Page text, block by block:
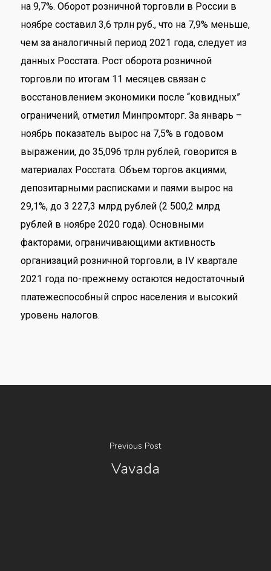
на 9,7%. Оборот розничной торговли в России в
ноябре составил 3,6 трлн руб., что на 7,9% меньше,
чем за аналогичный период 2021 года, следует из
данных Росстата. Рост оборота розничной
торговли по итогам 11 месяцев связан с
восстановлением экономики после “ковидных”
ограничений, отметил Минпромторг. За январь –
ноябрь показатель вырос на 7,5% в годовом
выражении, до 35,096 трлн рублей, говорится в
материалах Росстата. Объем торгов акциями,
депозитарными расписками и паями вырос на
29,1%, до 3 227,3 млрд рублей (2 500,2 млрд
рублей в ноябре 2020 года). Основными
факторами, ограничивающими активность
организаций розничной торговли, в IV квартале
2021 года по-прежнему остаются недостаточный
платежеспособный спрос населения и высокий
уровень налогов.
Previous Post
Vavada